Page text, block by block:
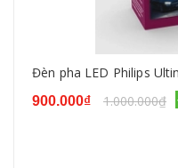
Đèn pha LED Philips
900.000₫ 1.000.000₫